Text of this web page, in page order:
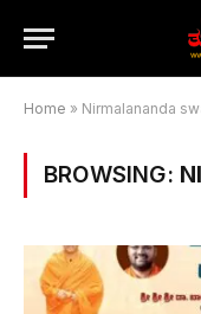
Home » Nirmalananda
BROWSING: